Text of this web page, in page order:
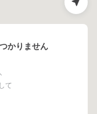
かりません
て